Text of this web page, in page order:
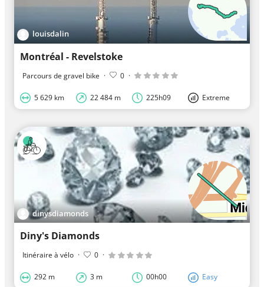
louisdalin
Montréal - Revelstoke
Parcours de gravel bike · 0 ·
5 629 km 22 484 m 225h09 Extreme
dinysdiamonds
Diny's Diamonds
Itinéraire à vélo · 0 ·
292 m 3 m 00h00 Easy